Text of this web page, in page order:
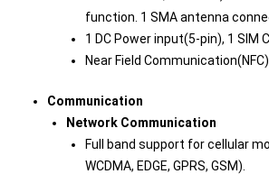
function. 1 SMA antenna
1 DC Power input(5-pin), 1 SIM
Near Field Communication(NFC).
Communication
Network Communication
Full band support for cellular
WCDMA, EDGE, GPRS, GSM).